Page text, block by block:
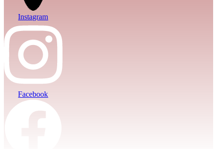
Instagram
Facebook